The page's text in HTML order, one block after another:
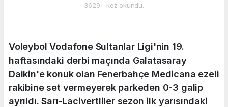
3629+ kez okundu.
Voleybol Vodafone Sultanlar Ligi'nin 19.
haftasındaki derbi maçında Galatasaray
Daikin'e konuk olan Fenerbahçe Medicana ezeli
rakibine set vermeyerek parkeden 0-3 galip
ayrıldı. Sarı-Lacivertliler sezon ilk yarısındaki